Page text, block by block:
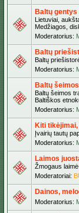
Baltų gentys
Lietuviai,
Medžiagos,
Moderatorius:
Baltų
Baltų
Moderatorius:
Baltų
Baltų šeimos
Baltiškos
Moderatorius:
Kiti
Įvairių tautų
Moderatorius:
Laimos
Žmogaus
Moderatoriai:
Dainos,
Moderatorius: